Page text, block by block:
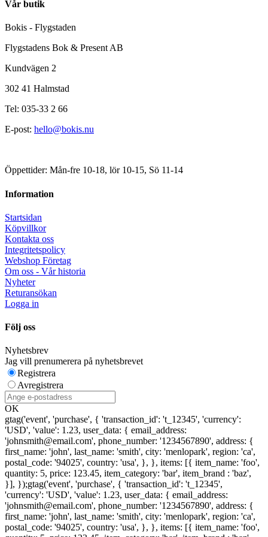
Vår butik
Bokis - Flygstaden
Flygstadens Bok & Present AB
Kundvägen 2
302 41 Halmstad
Tel: 035-33 2 66
E-post: hello@bokis.nu
Öppettider: Mån-fre 10-18, lör 10-15, Sö 11-14
Information
Startsidan
Köpvillkor
Kontakta oss
Integritetspolicy
Webshop Företag
Om oss - Vår historia
Nyheter
Returansökan
Logga in
Följ oss
Nyhetsbrev
Jag vill prenumerera på nyhetsbrevet
Registrera
Avregistrera
OK
gtag('event', 'purchase', { 'transaction_id': 't_12345', 'currency':
'USD', 'value': 1.23, user_data: { email_address:
'johnsmith@email.com', phone_number: '1234567890', address: {
first_name: 'john', last_name: 'smith', city: 'menlopark', region: 'ca',
postal_code: '94025', country: 'usa', }, }, items: [{ item_name: 'foo',
quantity: 5, price: 123.45, item_category: 'bar', item_brand : 'baz',
}], });gtag('event', 'purchase', { 'transaction_id': 't_12345',
'currency': 'USD', 'value': 1.23, user_data: { email_address:
'johnsmith@email.com', phone_number: '1234567890', address: {
first_name: 'john', last_name: 'smith', city: 'menlopark', region: 'ca',
postal_code: '94025', country: 'usa', }, }, items: [{ item_name: 'foo',